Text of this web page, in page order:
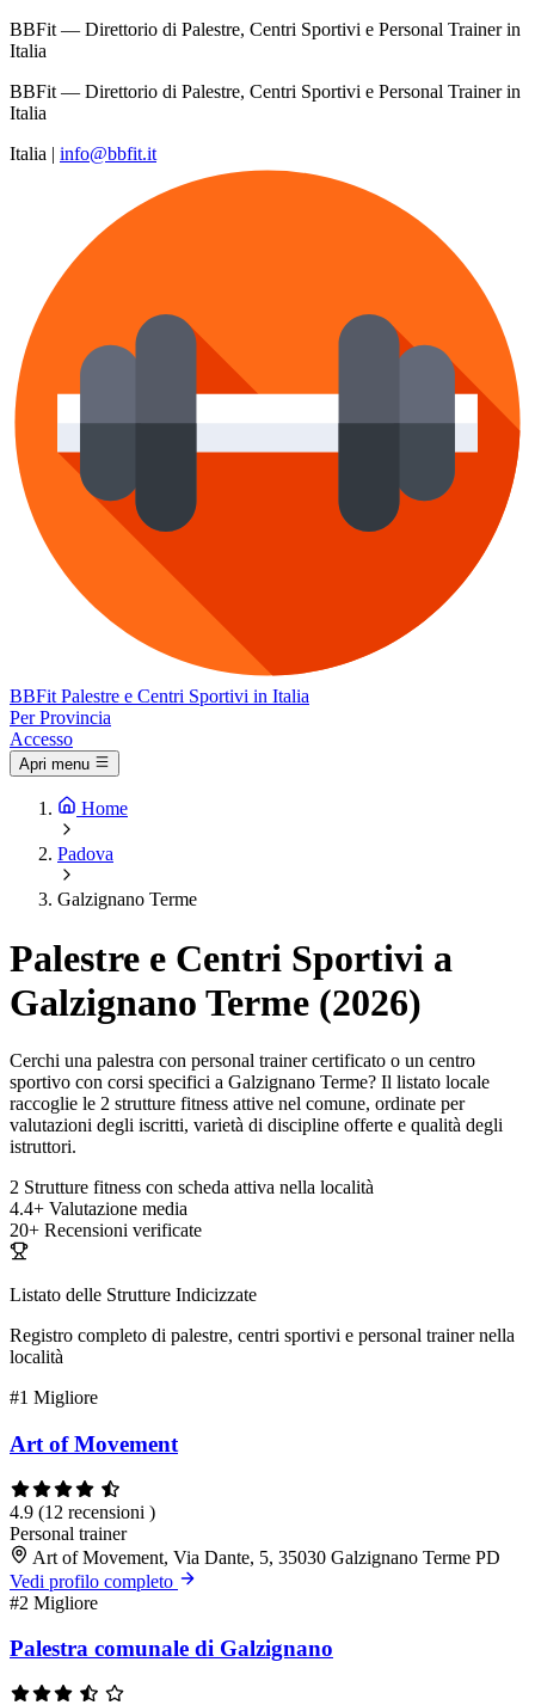
BBFit — Direttorio di Palestre, Centri Sportivi e Personal Trainer in
Italia
BBFit — Direttorio di Palestre, Centri Sportivi e Personal Trainer in
Italia
Italia | info@bbfit.it
BBFit Palestre e Centri Sportivi in Italia
Per Provincia
Accesso
Apri menu
Home
Padova
Galzignano Terme
Palestre e Centri Sportivi a
Galzignano Terme (2026)
Cerchi una palestra con personal trainer certificato o un centro
sportivo con corsi specifici a Galzignano Terme? Il listato locale
raccoglie le 2 strutture fitness attive nel comune, ordinate per
valutazioni degli iscritti, varietà di discipline offerte e qualità degli
istruttori.
2 Strutture fitness con scheda attiva nella località
4.4+ Valutazione media
20+ Recensioni verificate
Listato delle Strutture Indicizzate
Registro completo di palestre, centri sportivi e personal trainer nella
località
#1 Migliore
Art of Movement
4.9 (12 recensioni )
Personal trainer
Art of Movement, Via Dante, 5, 35030 Galzignano Terme PD
Vedi profilo completo
#2 Migliore
Palestra comunale di Galzignano